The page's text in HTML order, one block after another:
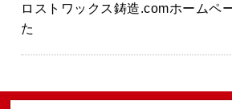
ロストワックス鋳造.comホームペ
た